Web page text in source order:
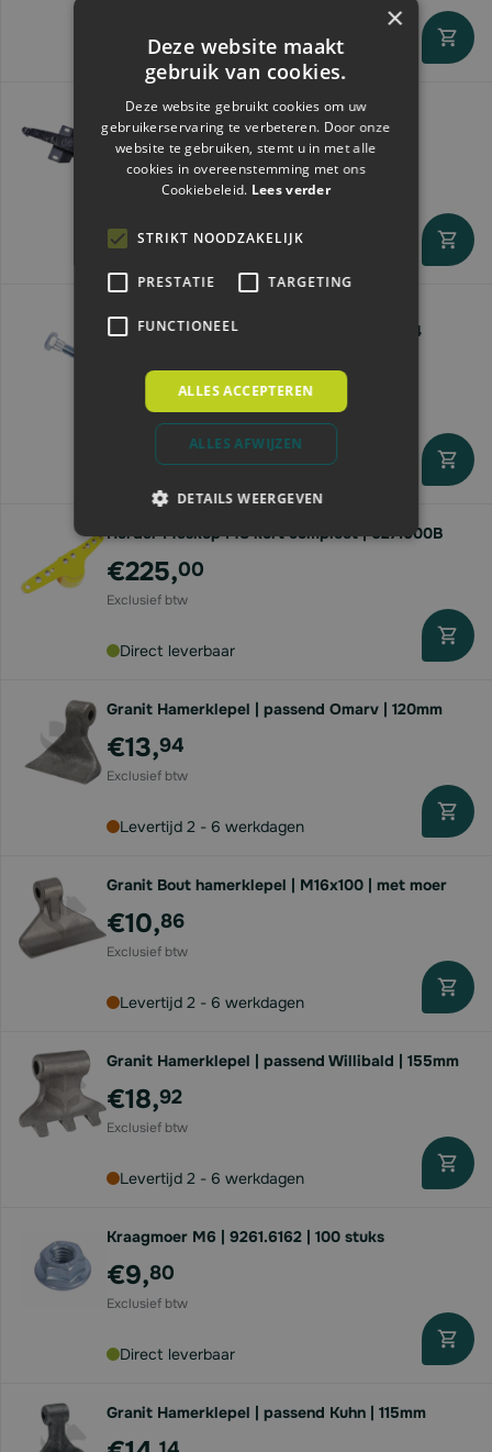
Direct leverbaar
Herder Verende drukker MX | 9573.0241
Vanaf
€65,88
Klinkbout M6x16 | 50 stuks | 9261.6161 | F4
€17,
Herder Meskop MS kort compleet | 0271600B
€225,00
Direct leverbaar
Granit Hamerklepel | passend Omarv | 120mm
€13,94
Levertijd 2 - 6 werkdagen
Granit Bout hamerklepel | M16x100 | met moer
€10,86
Levertijd 2 - 6 werkdagen
Granit Hamerklepel | passend Willibald | 155mm
€18,92
Levertijd 2 - 6 werkdagen
Kraagmoer M6 | 9261.6162 | 100 stuks
€9,80
Direct leverbaar
Granit Hamerklepel | passend Kuhn | 115mm
×
Deze website maakt
gebruik van cookies.
Deze website gebruikt cookies om uw
gebruikerservaring te verbeteren. Door onze
website te gebruiken, stemt u in met alle
cookies in overeenstemming met ons
Cookiebeleid. Lees verder
STRIKT NOODZAKELIJK
PRESTATIE TARGETING
FUNCTIONEEL
ALLES ACCEPTEREN
ALLES AFWIJZEN
DETAILS WEERGEVEN